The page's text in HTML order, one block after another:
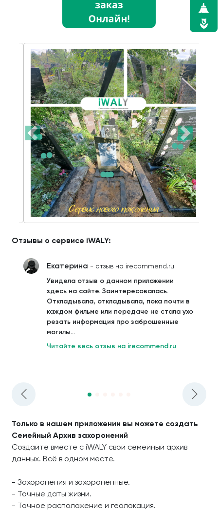
Отзывы о сервисе iWALY:
Екатерина - отзыв на irecommend.ru
Увидела отзыв о данном приложении
здесь на сайте. Заинтересовалась.
Откладывала, откладывала, пока почти в
каждом фильме или передаче не стала ухо
резать информация про заброшенные
могилы...
Читайте весь отзыв на irecommend.ru
Только в нашем приложении вы можете создать
Семейный Архив захоронений
Создайте вместе с iWALY свой семейный архив
данных. Всё в одном месте.
- Захоронения и захороненные.
- Точные даты жизни.
- Точное расположение и геолокация.